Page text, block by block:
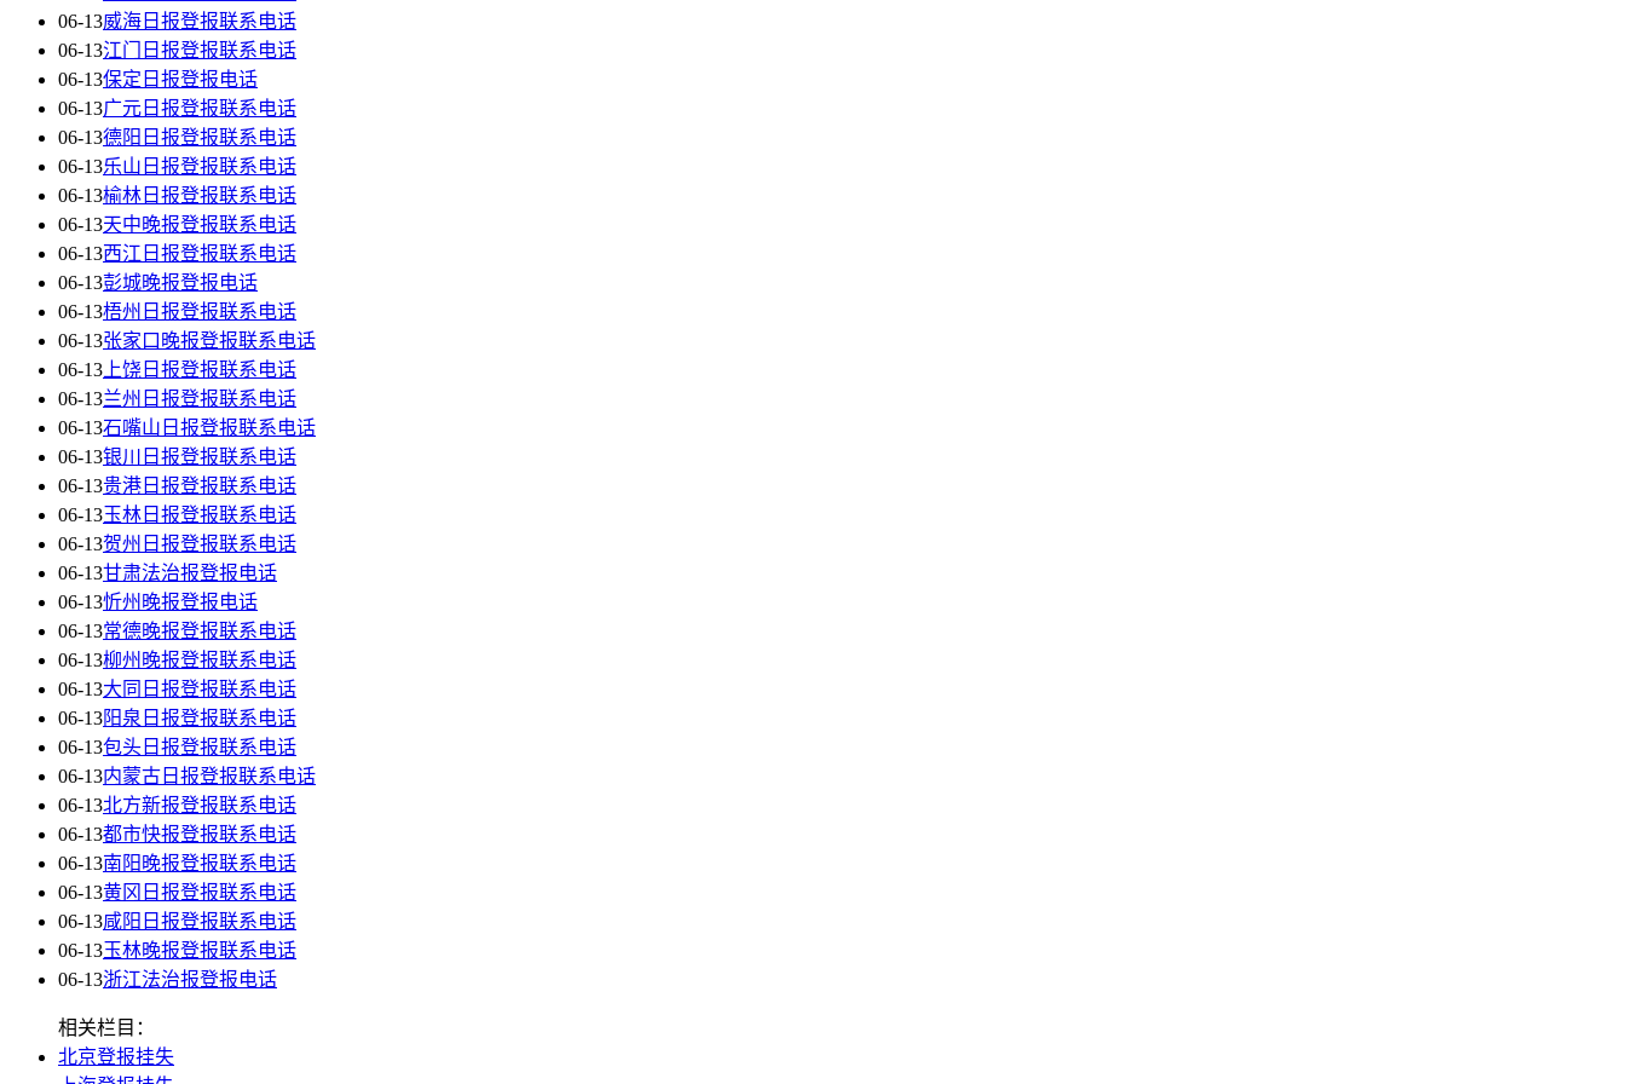
06-13威海日报登报联系电话
06-13江门日报登报联系电话
06-13保定日报登报电话
06-13广元日报登报联系电话
06-13德阳日报登报联系电话
06-13乐山日报登报联系电话
06-13榆林日报登报联系电话
06-13天中晚报登报联系电话
06-13西江日报登报联系电话
06-13彭城晚报登报电话
06-13梧州日报登报联系电话
06-13张家口晚报登报联系电话
06-13 上饶日报登报联系电话
06-13兰州日报登报联系电话
06-13石嘴山日报登报联系电话
06-13银川日报登报联系电话
06-13贵港日报登报联系电话
06-13玉林日报登报联系电话
06-13贺州日报登报联系电话
06-13甘肃法治报登报电话
06-13忻州晚报登报电话
06-13常德晚报登报联系电话
06-13柳州晚报登报联系电话
06-13大同日报登报联系电话
06-13阳泉日报登报联系电话
06-13包头日报登报联系电话
06-13内蒙古日报登报联系电话
06-13北方新报登报联系电话
06-13都市快报登报联系电话
06-13南阳晚报登报联系电话
06-13黄冈日报登报联系电话
06-13咸阳日报登报联系电话
06-13玉林晚报登报联系电话
06-13浙江法治报登报电话
相关栏目：
北京登报挂失